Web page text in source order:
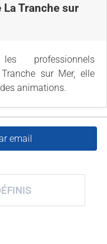
Tranche sur
professionnels
sur Mer, elle
animations.
email